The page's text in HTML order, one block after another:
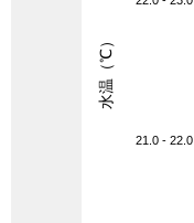
21.0 - 22.0
水温（℃）